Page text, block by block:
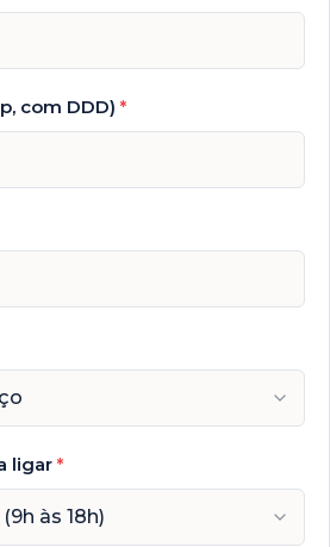
com DDD) *
ligar *
às 18h)